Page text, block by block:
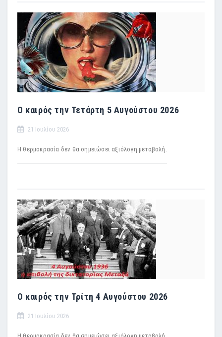
Ο καιρός την Τετάρτη 5 Αυγούστου 2026
21 Ιουλίου 2026
Η θερμοκρασία δεν θα σημειώσει αξιόλογη μεταβολή.
Ο καιρός την Τρίτη 4 Αυγούστου 2026
21 Ιουλίου 2026